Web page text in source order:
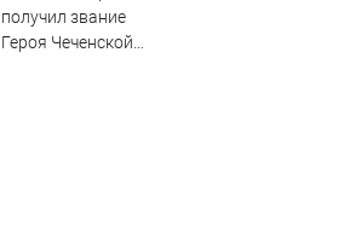
получил звание
Героя Чеченской